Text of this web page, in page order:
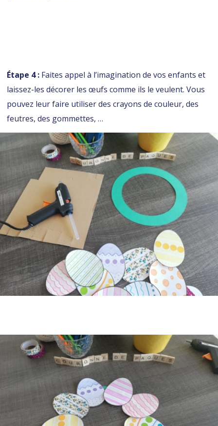
Étape 4 : Faites appel à l’imagination de vos enfants et
laissez-les décorer les œufs comme ils le veulent. Vous
pouvez leur faire utiliser des crayons de couleur, des
feutres, des gommettes, …